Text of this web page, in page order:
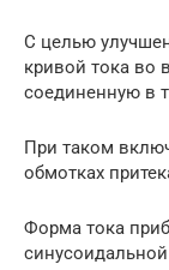
С целью
кривой тока во
соединенную в
При таком
обмотках
Форма тока